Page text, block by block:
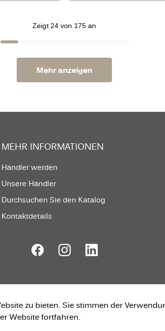
Zeigt 24 von 175 an
Mehr anzeigen
MEHR INFORMATIONEN
Händler werden
Unsere Händler
Durchsuchen Sie den Katalog
Kontaktdetails
zu bieten. Sie stimmen der
Website fortfahren.